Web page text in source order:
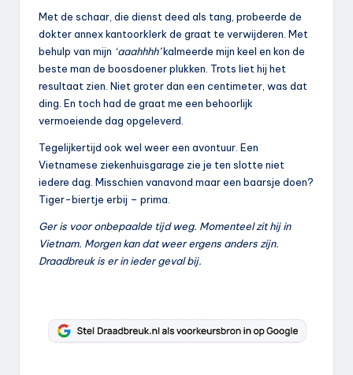
Met de schaar, die dienst deed als tang, probeerde de
dokter annex kantoorklerk de graat te verwijderen. Met
behulp van mijn ‘aaahhhh’kalmeerde mijn keel en kon de
beste man de boosdoener plukken. Trots liet hij het
resultaat zien. Niet groter dan een centimeter, was dat
ding. En toch had de graat me een behoorlijk
vermoeiende dag opgeleverd.
Tegelijkertijd ook wel weer een avontuur. Een
Vietnamese ziekenhuisgarage zie je ten slotte niet
iedere dag. Misschien vanavond maar een baarsje doen?
Tiger-biertje erbij – prima.
Ger is voor onbepaalde tijd weg. Momenteel zit hij in
Vietnam. Morgen kan dat weer ergens anders zijn.
Draadbreuk is er in ieder geval bij.